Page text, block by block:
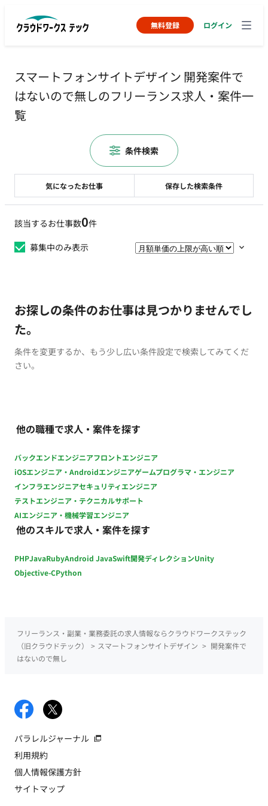
無料登録 ログイン
スマートフォンサイトデザイン 開発案件で
はないので無しのフリーランス求人・案件一
覧
該当するお仕事数0件
募集中のみ表示
お探しの条件のお仕事は見つかりませんでし
た。
条件を変更するか、もう少し広い条件設定で検索してみてくだ
さい。
他の職種で求人・案件を探す
バックエンドエンジニアフロントエンジニア
iOSエンジニア・Androidエンジニアゲームプログラマ・エンジニア
インフラエンジニアセキュリティエンジニア
テストエンジニア・テクニカルサポート
AIエンジニア・機械学習エンジニア
他のスキルで求人・案件を探す
PHPJavaRubyAndroid JavaSwift開発ディレクションUnity
Objective-CPython
気になったお仕事 保存した検索条件
条件検索
フリーランス・副業・業務委託の求人情報ならクラウドワークステック
（旧クラウドテック）
> スマートフォンサイトデザイン > 開発案件で
はないので無し
パラレルジャーナル
利用規約
個人情報保護方針
サイトマップ